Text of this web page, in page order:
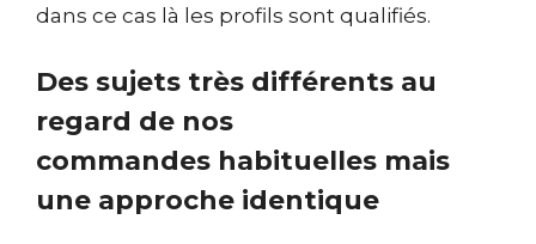
dans ce cas là les profils sont qualifiés.
Des sujets très différents au
regard de nos
commandes habituelles mais
une approche identique